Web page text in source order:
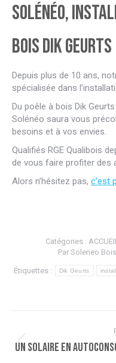
Solénéo,
bois Dik Geurts
Depuis plus de 10 ans,
spécialisée dans
Du poêle à bois Dik
Solénéo saura vous
besoins et à vos envies.
Qualifiés RGE Qualibois
de vous faire profiter des
Alors n’hésitez pas, c’est
Catégories :
Par Soleneo
Étiquettes : Dik Geurts
article
Un solaire en